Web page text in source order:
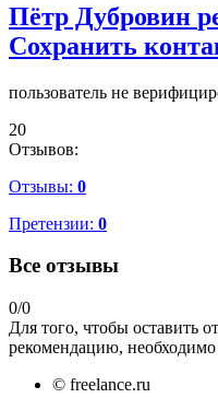
Пётр Дубровин
Сохранить
пользователь не
20
Отзывов:
Отзывы: 0
Претензии: 0
Все отзывы
0/0
Для того, чтобы оставить
рекомендацию, необходимо
© freelance.ru